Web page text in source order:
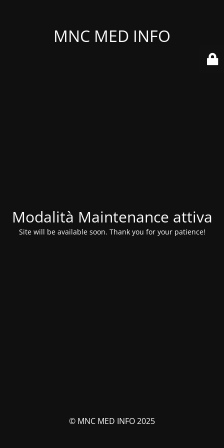
MNC MED INFO
Modalità Maintenance attiva
Site will be available soon. Thank you for your patience!
© MNC MED INFO 2025